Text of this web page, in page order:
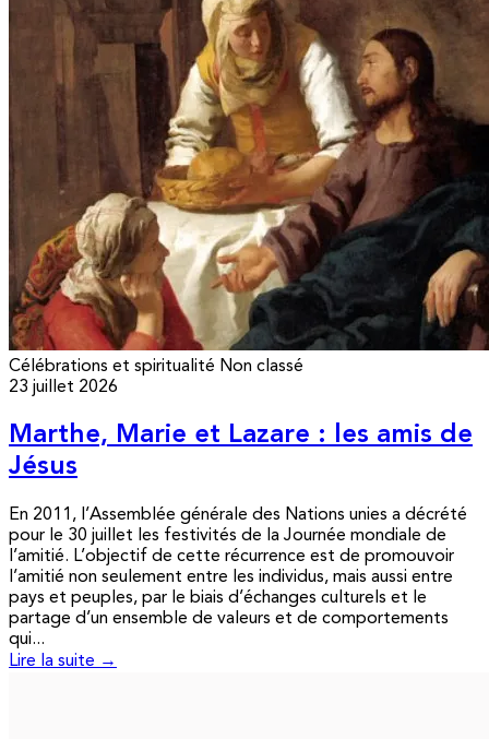
Célébrations et spiritualité Non classé
23 juillet 2026
Marthe, Marie et Lazare : les amis de
Jésus
En 2011, l’Assemblée générale des Nations unies a décrété
pour le 30 juillet les festivités de la Journée mondiale de
l’amitié. L’objectif de cette récurrence est de promouvoir
l’amitié non seulement entre les individus, mais aussi entre
pays et peuples, par le biais d’échanges culturels et le
partage d’un ensemble de valeurs et de comportements
qui...
Lire la suite →